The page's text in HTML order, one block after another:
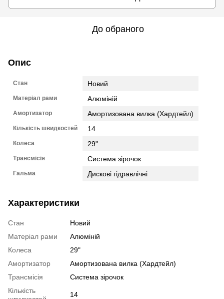
До обраного
Опис
Стан Новий
Матеріал рами Алюміній
Амортизатор Амортизована вилка (Хардтейл)
Кількість швидкостей 14
Колеса 29"
Трансмісія Система зірочок
Гальма Дискові гідравлічні
Характеристики
Стан
Новий
Матеріал рами
Алюміній
Колеса
29"
Амортизатор
Амортизована вилка (Хардтейл)
Трансмісія
Система зірочок
Кількість
14